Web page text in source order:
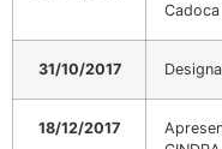
31/10/2017
18/12/2017